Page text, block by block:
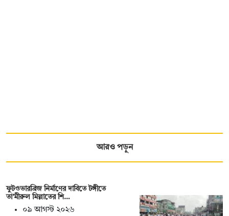
আরও পড়ুন
ফুটওভারব্রিজ নির্মাণের দাবিতে টঙ্গীতে
তা’মীরুল মিল্লাতের শি…
০৯ আগস্ট ২০২৬